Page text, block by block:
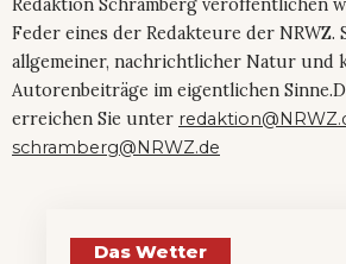
Redaktion Schramberg veröffentlichen
Feder eines der Redakteure der NRWZ.
allgemeiner, nachrichtlicher Natur und
Autorenbeiträge im eigentlichen
erreichen Sie unter
schramberg@NRWZ.de
Das Wetter